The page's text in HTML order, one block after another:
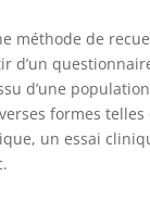
méthode de
d’un
d’une
formes telles
un essai